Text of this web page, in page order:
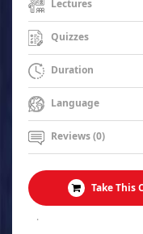
Lectures
Quizzes
Duration
Language
Reviews (0)
Take This
.